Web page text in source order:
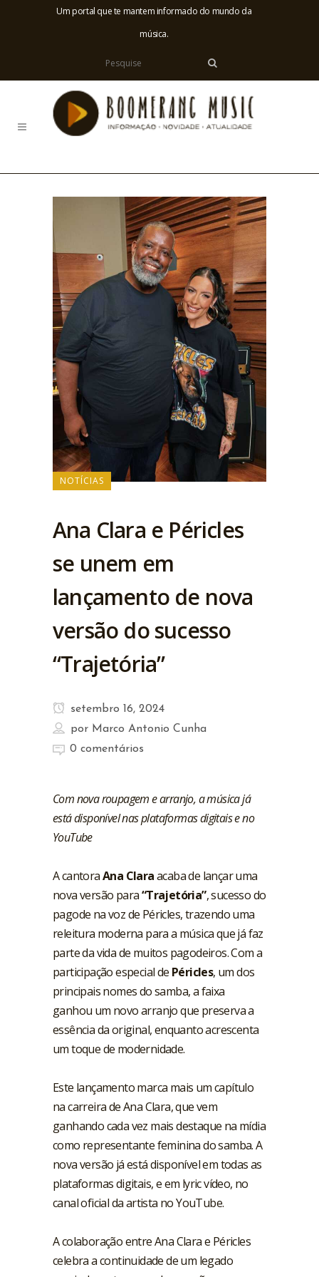
Um portal que te mantem informado do mundo da
música.
NOTÍCIAS
Ana Clara e Péricles
se unem em
lançamento de nova
versão do sucesso
“Trajetória”
setembro 16, 2024
por Marco Antonio Cunha
0 comentários
Com nova roupagem e arranjo, a música já
está disponível nas plataformas digitais e no
YouTube
A cantoraAna Claraacaba de lançar uma
nova versão para“Trajetória”, sucesso do
pagode na voz de Péricles, trazendo uma
releitura moderna para a música que já faz
parte da vida de muitos pagodeiros. Com a
participação especial de Péricles, um dos
principais nomes do samba, a faixa
ganhou um novo arranjo que preserva a
essência da original, enquanto acrescenta
um toque de modernidade.
Este lançamento marca mais um capítulo
na carreira de Ana Clara, que vem
ganhando cada vez mais destaque na mídia
como representante feminina do samba. A
nova versão já está disponível em todas as
plataformas digitais, e em lyric vídeo, no
canal oficial da artista no YouTube.
A colaboração entre Ana Clara e Péricles
celebra a continuidade de um legado